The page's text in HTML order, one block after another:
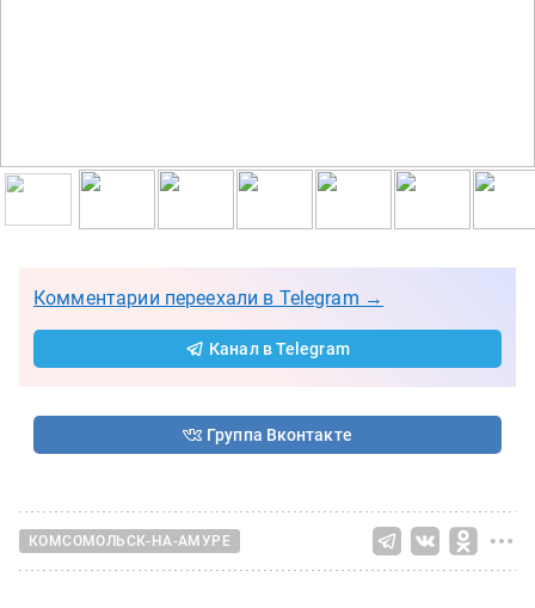
Комментарии переехали в Telegram →
Канал в Telegram
Группа Вконтакте
КОМСОМОЛЬСК-НА-АМУРЕ